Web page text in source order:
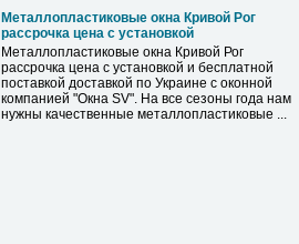
Металлопластиковые окна Кривой Рог
рассрочка цена с установкой
Металлопластиковые окна Кривой Рог
рассрочка цена с установкой и бесплатной
поставкой доставкой по Украине с оконной
компанией "Окна SV". На все сезоны года нам
нужны качественные металлопластиковые ...